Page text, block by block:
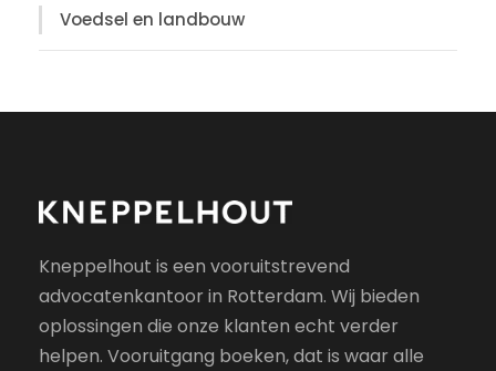
Voedsel en landbouw
Kneppelhout is een vooruitstrevend
advocatenkantoor in Rotterdam. Wij bieden
oplossingen die onze klanten echt verder
helpen. Vooruitgang boeken, dat is waar alle